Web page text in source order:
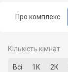
Про комплекс
Кількість кімнат
Всі 1К 2К